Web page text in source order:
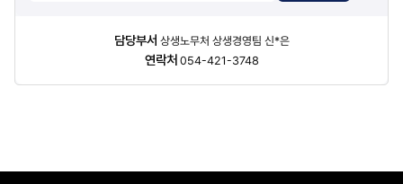
담당부서 상생노무처 상생경영팀 신*은
연락처 054-421-3748